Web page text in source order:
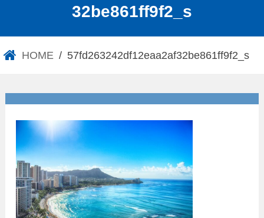
32be861ff9f2_s
HOME 57fd263242df12eaa2af32be861ff9f2_s
57fd263242df12eaa2af32be86